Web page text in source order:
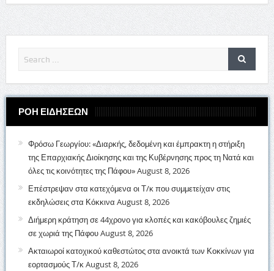
ΡΟΗ ΕΙΔΗΣΕΩΝ
Φρόσω Γεωργίου: «Διαρκής, δεδομένη και έμπρακτη η στήριξη
της Επαρχιακής Διοίκησης και της Κυβέρνησης προς τη Νατά και
όλες τις κοινότητες της Πάφου»August 8, 2026
Επέστρεψαν στα κατεχόμενα οι Τ/κ που συμμετείχαν στις
εκδηλώσεις στα Κόκκινα August 8, 2026
Διήμερη κράτηση σε 44χρονο για κλοπές και κακόβουλες ζημιές
σε χωριά της ΠάφουAugust 8, 2026
Ακταιωροί κατοχικού καθεστώτος στα ανοικτά των Κοκκίνων για
εορτασμούς Τ/κAugust 8, 2026